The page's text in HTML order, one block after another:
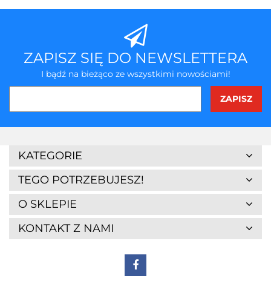
7Days
ZAPISZ SIĘ DO NEWSLETTERA
I bądź na bieżąco ze wszystkimi nowościami!
KATEGORIE
TEGO POTRZEBUJESZ!
O SKLEPIE
KONTAKT Z NAMI